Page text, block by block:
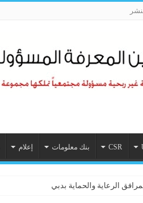
CSR بنك معلومات إعلام
الرعاية والحماية بدبي